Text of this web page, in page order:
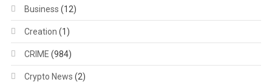
Business (12)
Creation (1)
CRIME (984)
Crypto News (2)